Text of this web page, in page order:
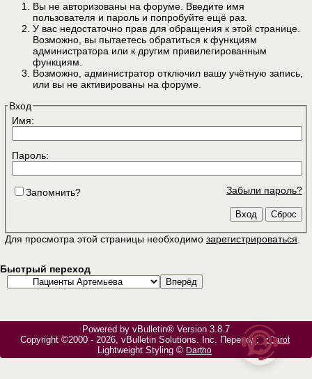
Вы не авторизованы на форуме. Введите имя
пользователя и пароль и попробуйте ещё раз.
У вас недостаточно прав для обращения к этой странице.
Возможно, вы пытаетесь обратиться к функциям
администратора или к другим привилегированным
функциям.
Возможно, администратор отключил вашу учётную запись,
или вы не активированы на форуме.
Вход
Имя:
Пароль:
Забыли пароль?
Запомнить?
Для просмотра этой страницы необходимо зарегистрироваться
Быстрый переход
Powered by vBulletin® Version 3.8.7
Copyright ©2000 - 2026, vBulletin Solutions, Inc. Перевод: zCarot
Lightweight Styling © Dartho